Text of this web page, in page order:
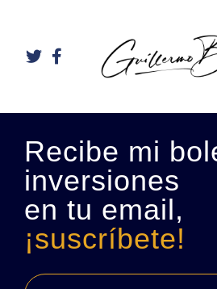
Recibe mi
inversiones
en tu email,
¡suscríbete!